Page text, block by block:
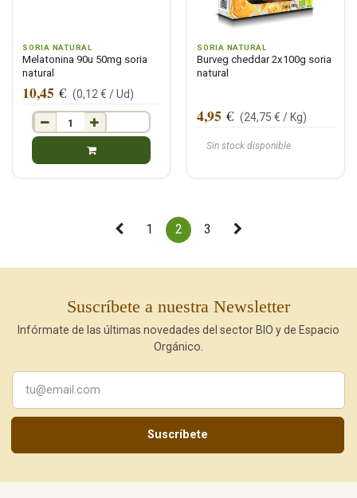
SORIA NATURAL
Melatonina 90u 50mg soria
natural
10,45 € (0,12 € /Ud)
SORIA NATURAL
Burveg cheddar 2x100g soria
natural
Sin stock disponible
4,95 € (24,75 € / Kg)
1 2 3
Suscríbete a nuestra Newsletter
Infórmate de las últimas novedades del sector BIO y de Espacio
Orgánico.
Suscríbete